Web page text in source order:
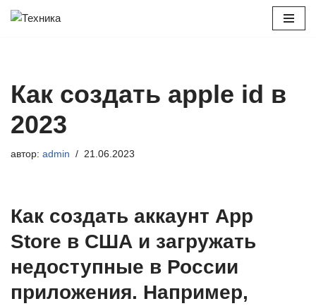
Как создать apple id в
2023
автор: admin 21.06.2023
Как создать аккаунт App
Store в США и загружать
недоступные в России
приложения. Например,